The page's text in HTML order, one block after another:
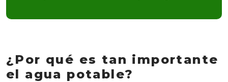
¿Por qué es tan importante
el agua potable?